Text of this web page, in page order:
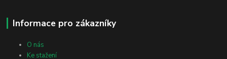
Informace pro zákazníky
O nás
Ke stažení